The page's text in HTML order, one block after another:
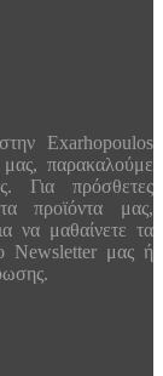
Exarhopoulos
παρακαλούμε
Για πρόσθετες
προϊόντα μας,
να μαθαίνετε τα
Newsletter μας ή